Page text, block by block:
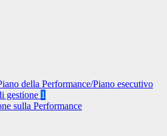
della Performance/Piano esecutivo
gestione 1
sulla Performance